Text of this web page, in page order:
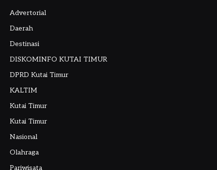
Advertorial
Daerah
Destinasi
DISKOMINFO KUTAI TIMUR
DPRD Kutai Timur
KALTIM
Kutai Timur
Kutai Timur
Nasional
Olahraga
Pariwisata